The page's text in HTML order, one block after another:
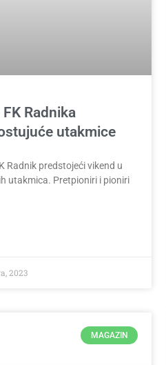
Radnika
utakmice
Radnik predstojeći vikend u
utakmica. Pretpioniri i pioniri
2023
MAGAZIN